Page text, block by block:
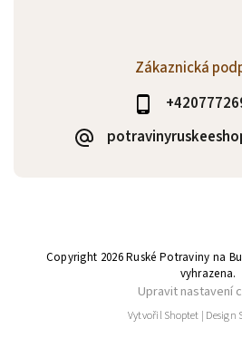
Zákaznická
Copyright 2026Ruské Potraviny na
vyhrazena.
Upravit nastavení
VytvořilShoptet | Design